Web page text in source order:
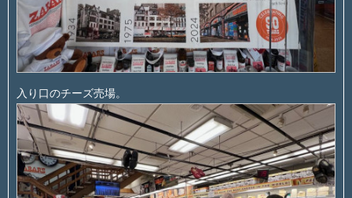
入り口のチーズ売場。